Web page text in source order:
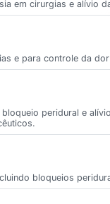
em cirurgias e alívio
e para controle da
peridural e
bloqueios